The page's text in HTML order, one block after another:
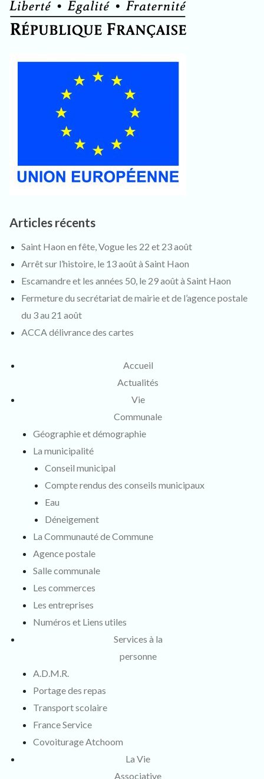
Articles récents
Saint Haon en fête, Vogue les 22 et 23 août
Arrêt sur l’histoire, le 13 août à Saint Haon
Escamandre et les années 50, le 29 août à Saint Haon
Fermeture du secrétariat de mairie et de l’agence postale
du 3 au 21 août
ACCA délivrance des cartes
Accueil
Actualités
Vie
Communale
Géographie et démographie
La municipalité
Conseil municipal
Compte rendus des conseils municipaux
Eau
Déneigement
La Communauté de Commune
Agence postale
Salle communale
Les commerces
Les entreprises
Numéros et Liens utiles
Services à la
personne
A.D.M.R.
Portage des repas
Transport scolaire
France Service
Covoiturage Atchoom
La Vie
Associative